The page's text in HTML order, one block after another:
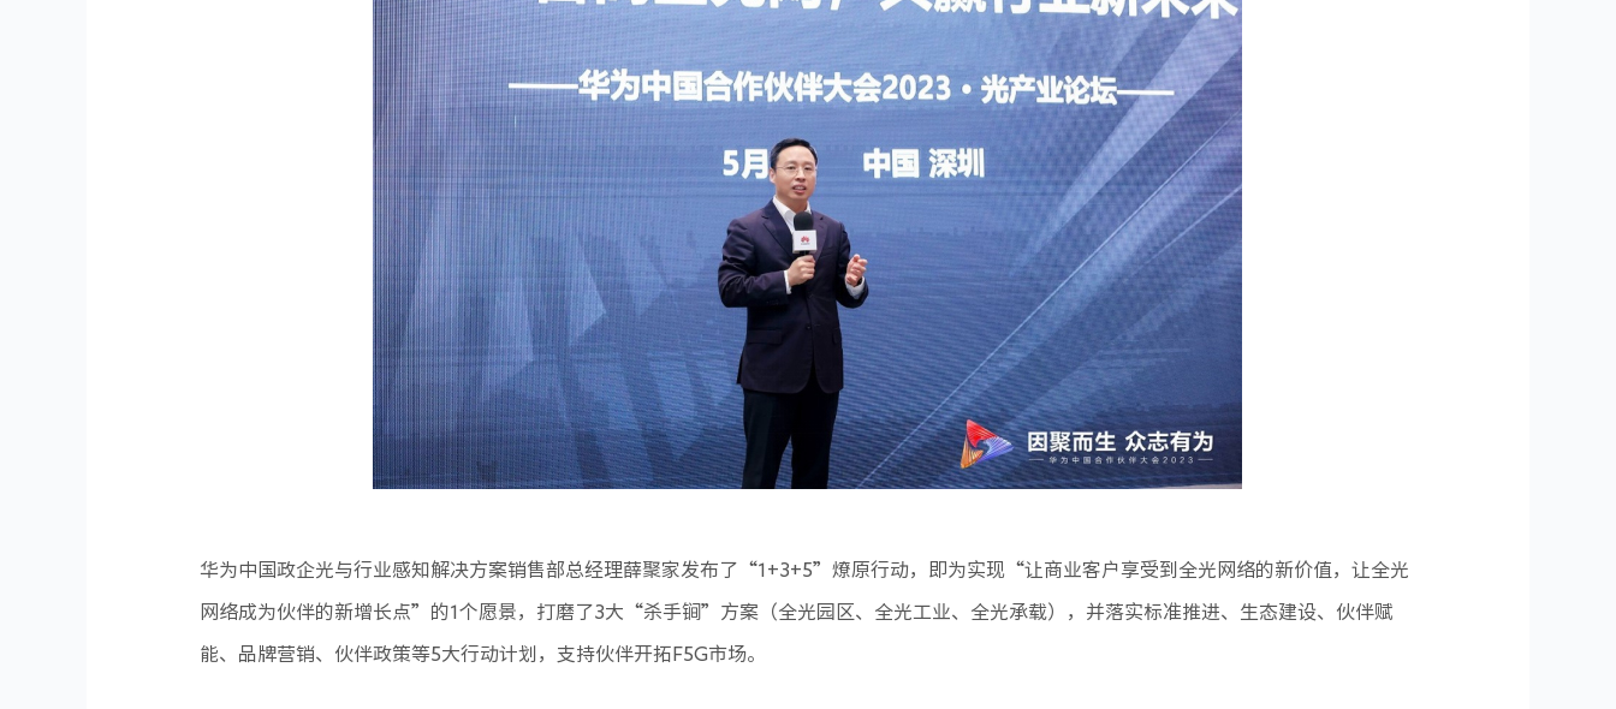
华为中国政企光与行业感知解决方案销售部总经理薛聚家发布了“1+3+5”燎原行动，即为实现“让商业客户享受到全光网络的新价值，让全光
网络成为伙伴的新增长点”的1个愿景，打磨了3大“杀手锏”方案（全光园区、全光工业、全光承载），并落实标准推进、生态建设、伙伴赋
能、品牌营销、伙伴政策等5大行动计划，支持伙伴开拓F5G市场。